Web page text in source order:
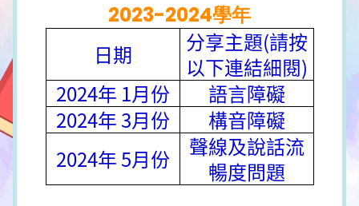
2023-2024學年
日期
分享主題(請按
以下連結細閱)
2024年 1月份
語言障礙
2024年 3月份
構音障礙
2024年 5月份
聲線及說話流
暢度問題